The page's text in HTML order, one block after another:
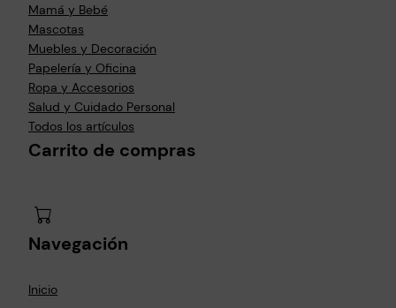
Mamá y Bebé
Mascotas
Muebles y Decoración
Papelería y Oficina
Ropa y Accesorios
Salud y Cuidado Personal
Todos los artículos
Carrito de compras
Navegación
Inicio